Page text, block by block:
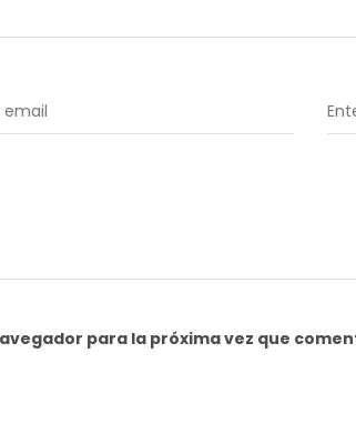
para la próxima vez que